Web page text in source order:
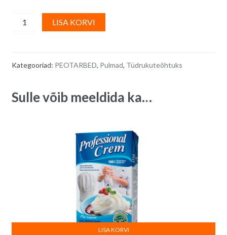
Pruudi
BE,
75
LISA KORVI
r
a
v
e
:
Kategooriad: PEOTARBED, Pulmad, Tüdrukuteõhtuks
Sulle võib meeldida ka…
LISA KORVI